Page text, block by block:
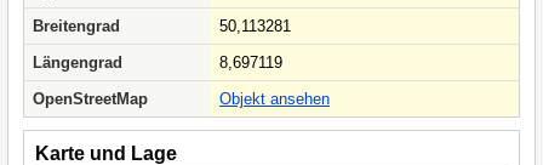
Breitengrad
50,113281
Längengrad
8,697119
OpenStreetMap
Objekt ansehen
Karte und Lage